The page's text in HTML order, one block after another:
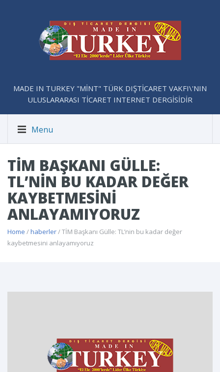
MADE IN TURKEY "MİNT" TÜRK DIŞTİCARET VAKFI\'NIN
ULUSLARARASI TİCARET INTERNET DERGİSİDİR
Menu
TİM BAŞKANI GÜLLE:
TL’NIN BU KADAR DEĞER
KAYBETMESINI
ANLAYAMIYORUZ
Home /haberler/ TİM Başkanı Gülle: TL’nin bu kadar değer
kaybetmesini anlayamıyoruz